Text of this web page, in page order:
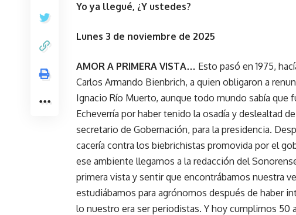
Yo ya llegué, ¿Y ustedes?
Lunes 3 de noviembre de 2025
AMOR A PRIMERA VISTA… Esto pasó en 1975,
Carlos Armando Bienbrich, a quien obligaron a
Ignacio Río Muerto, aunque todo mundo sabía
Echeverría por haber tenido la osadía y deslealtad
secretario de Gobernación, para la presidencia.
cacería contra los biebrichistas promovida por el
ese ambiente llegamos a la redacción del
primera vista y sentir que encontrábamos nuestra
estudiábamos para agrónomos después de haber
lo nuestro era ser periodistas. Y hoy cumplimos